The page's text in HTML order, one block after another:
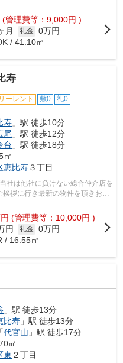
(管理費等：9,000円 )
月 礼金 0万円
/ 41.10㎡
寿
ーレント 敷0 礼0
寿 」駅 徒歩10分
尾 」駅 徒歩12分
台 」駅 徒歩18分
㎡
恵比寿３丁目
社は他社に負けない総合仲介店を
拶に行き最新の物件を頂きお客
円 (管理費等：10,000円 )
円 礼金 0万円
/ 16.55㎡
」駅 徒歩13分
比寿 」駅 徒歩13分
「代官山 」駅 徒歩17分
㎡
東 ２丁目